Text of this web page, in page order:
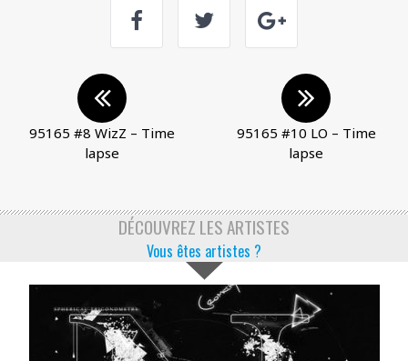
95165 #8 WizZ – Time
lapse
95165 #10 LO – Time
lapse
DÉCOUVREZ LES ARTISTES
Vous êtes artistes ?